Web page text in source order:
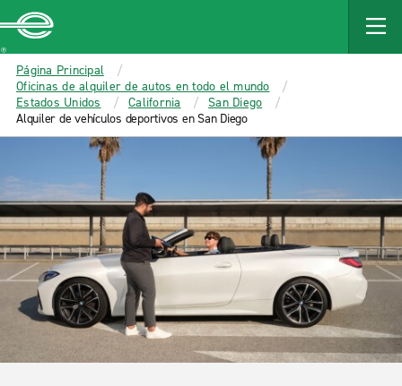
MAIN
CONTENT
Enterprise
Página Principal
Oficinas de alquiler de autos en todo el mundo
Estados Unidos
California
San Diego
Alquiler de vehículos deportivos en San Diego